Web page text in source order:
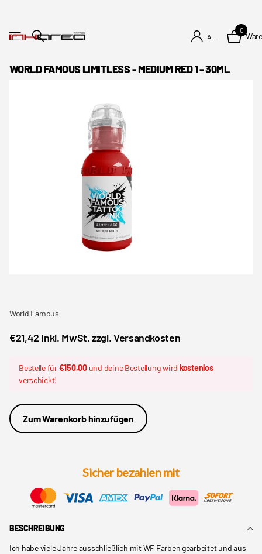
0
WORLD FAMOUS LIMITLESS - MEDIUM RED 1 - 30ML
World Famous
€21,42 inkl. MwSt. zzgl. Versandkosten
Bestelle für€150,00und deine Bestellung wird kostenlos
verschickt!
Zum Warenkorb hinzufügen
Sicher bezahlen mit
BESCHREIBUNG
Ich habe viele Jahre ausschließlich mit WF Farben gearbeitet und aus